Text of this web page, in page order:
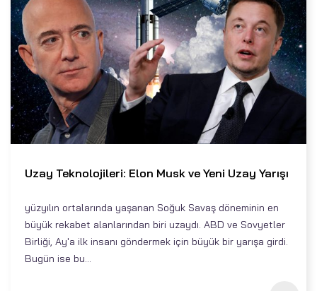
Uzay Teknolojileri: Elon Musk ve Yeni Uzay Yarışı
yüzyılın ortalarında yaşanan Soğuk Savaş döneminin en
büyük rekabet alanlarından biri uzaydı. ABD ve Sovyetler
Birliği, Ay'a ilk insanı göndermek için büyük bir yarışa girdi.
Bugün ise bu...